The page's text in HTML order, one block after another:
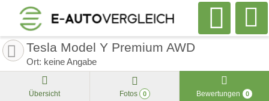
Tesla Model Y Premium AWD
Ort: keine Angabe
Übersicht Fotos 0 Bewertungen 0